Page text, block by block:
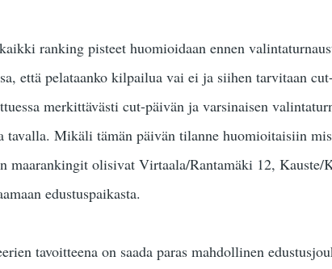
ranking pisteet huomioidaan ennen
että pelataanko kilpailua vai ei ja siihen tarvitaan
merkittävästi cut-päivän ja varsinaisen
tavalla. Mikäli tämän päivän tilanne huomioitaisiin
maarankingit olisivat Virtaala/Rantamäki 12,
edustuspaikasta.
tavoitteena on saada paras mahdollinen